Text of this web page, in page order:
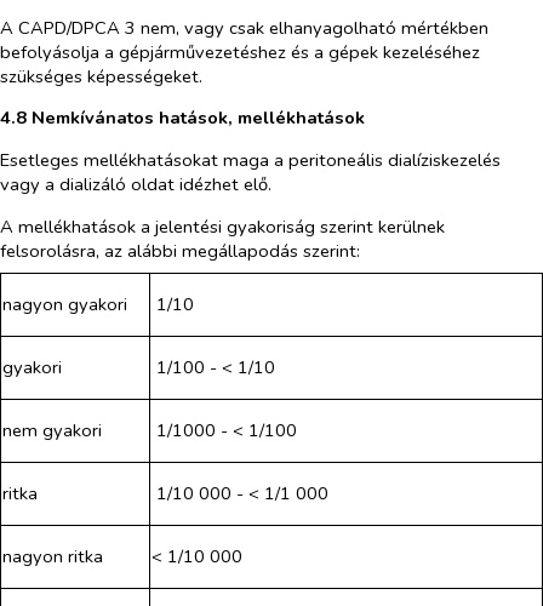
A CAPD/DPCA 3 nem, vagy csak elhanyagolható mértékben
befolyásolja a gépjárművezetéshez és a gépek kezeléséhez
szükséges képességeket.
4.8 Nemkívánatos hatások, mellékhatások
Esetleges mellékhatásokat maga a peritoneális dialíziskezelés
vagy a dializáló oldat idézhet elő.
A mellékhatások a jelentési gyakoriság szerint kerülnek
felsorolásra, az alábbi megállapodás szerint:
nagyon gyakori 1/10
gyakori 1/100 - < 1/10
nem gyakori 1/1000 - < 1/100
ritka 1/10 000 - < 1/1 000
nagyon ritka < 1/10 000